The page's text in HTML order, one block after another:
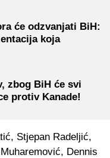
će odzvanjati BiH:
koja
zbog BiH će svi
protiv Kanade!
Stjepan Radeljić,
Dennis